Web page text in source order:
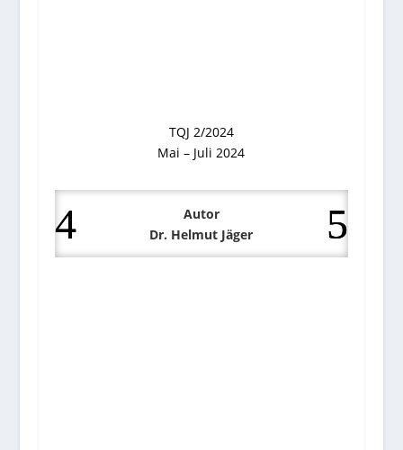
TQJ 2/2024
Mai – Juli 2024
Autor
Dr. Helmut Jäger